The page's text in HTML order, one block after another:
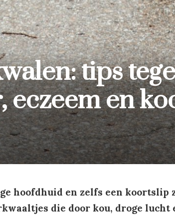
tips
eczeem en
hoofdhuid en zelfs een koortslip
die door kou, droge lucht